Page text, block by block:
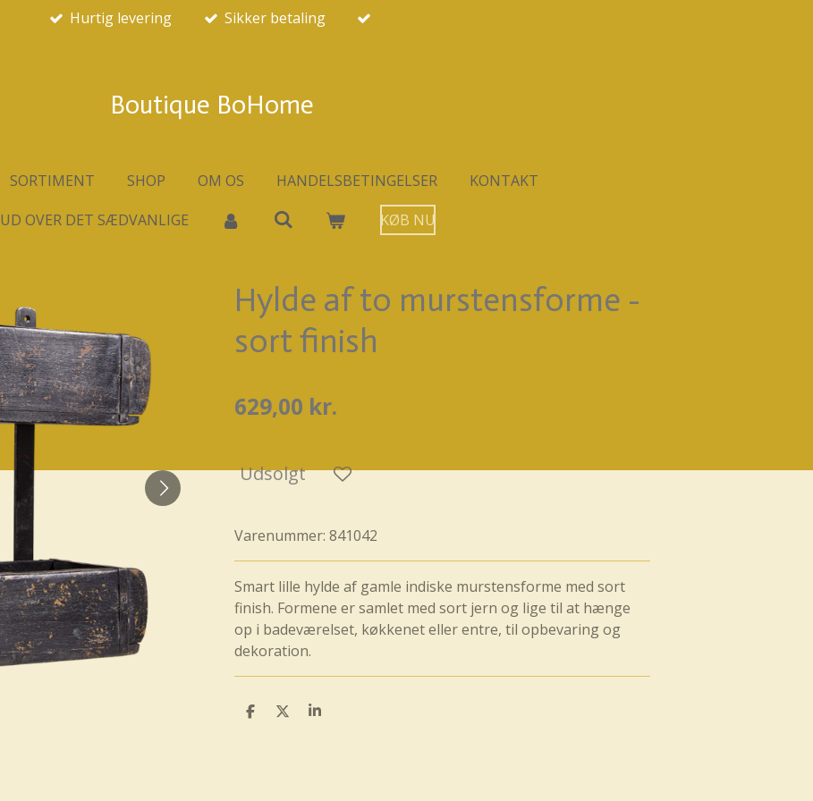
Hurtig levering Sikker betaling
Boutique BoHome
SORTIMENT SHOP OM OS HANDELSBETINGELSER
KONTAKT
UD OVER DET SÆDVANLIGE
KØB NU
Hylde af to murstensforme -
sort finish
629,00 kr.
Udsolgt
Varenummer: 841042
Smart lille hylde af gamle indiske murstensforme med sort
finish. Formene er samlet med sort jern og lige til at hænge
op i badeværelset, køkkenet eller entre, til opbevaring og
dekoration.
D
D
D